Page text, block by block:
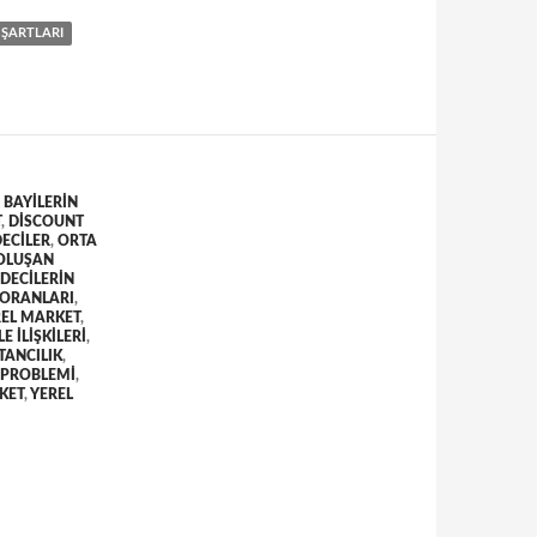
BAYILERIN
, DISCOUNT
, ORTA
,
MARKET,
ILIŞKILERI ,
,
,
,YEREL